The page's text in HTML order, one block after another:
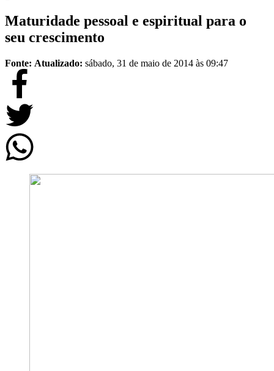
Maturidade pessoal e espiritual para o
seu crescimento
Fonte: Atualizado: sábado, 31 de maio de 2014 às 09:47